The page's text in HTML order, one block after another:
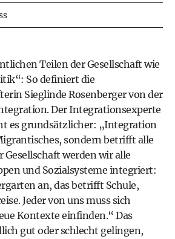
Teilen der Gesellschaft wie
So definiert die
Sieglinde Rosenberger von der
Der Integrationsexperte
es grundsätzlicher: „Integration
sondern betrifft alle
Gesellschaft werden wir alle
und Sozialsysteme integriert:
an, das betrifft Schule,
Jeder von uns muss sich
Kontexte einfinden.“ Das
gut oder schlecht gelingen,